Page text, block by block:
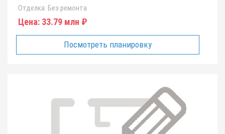
Отделка: Без ремонта
Цена: 33.79 млн ₽
Посмотреть планировку